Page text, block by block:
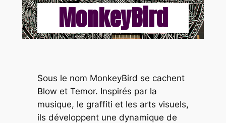
MonkeyBird
Sous le nom MonkeyBird se cachent
Blow et Temor. Inspirés par la
musique, le graffiti et les arts visuels,
ils développent une dynamique de